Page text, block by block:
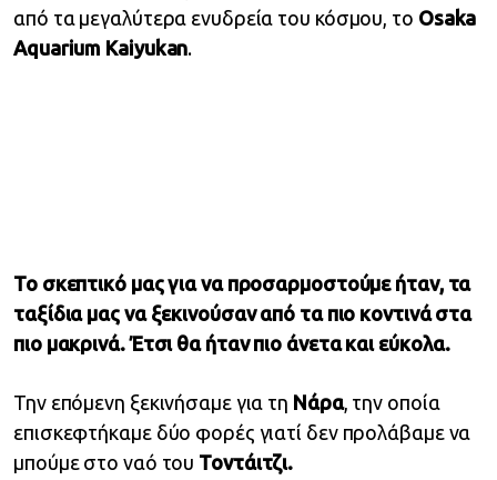
από τα μεγαλύτερα ενυδρεία του κόσμου, το Osaka
Aquarium Kaiyukan.
Το σκεπτικό μας για να προσαρμοστούμε ήταν, τα
ταξίδια μας να ξεκινούσαν από τα πιο κοντινά στα
πιο μακρινά. Έτσι θα ήταν πιο άνετα και εύκολα.
Την επόμενη ξεκινήσαμε για τη Νάρα, την οποία
επισκεφτήκαμε δύο φορές γιατί δεν προλάβαμε να
μπούμε στο ναό του Τοντάιτζι.